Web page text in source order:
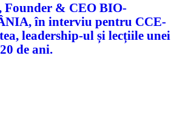
Founder & CEO BIO-
în interviu pentru CCE-
leadership-ul și lecțiile unei
de ani.